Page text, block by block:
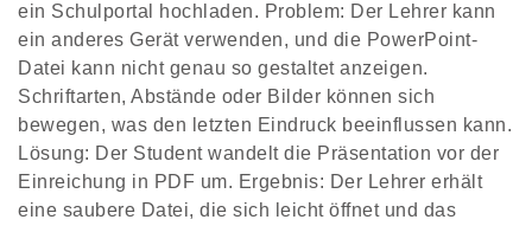
ein Schulportal hochladen. Problem: Der Lehrer kann
ein anderes Gerät verwenden, und die PowerPoint-
Datei kann nicht genau so gestaltet anzeigen.
Schriftarten, Abstände oder Bilder können sich
bewegen, was den letzten Eindruck beeinflussen kann.
Lösung: Der Student wandelt die Präsentation vor der
Einreichung in PDF um. Ergebnis: Der Lehrer erhält
eine saubere Datei, die sich leicht öffnet und das